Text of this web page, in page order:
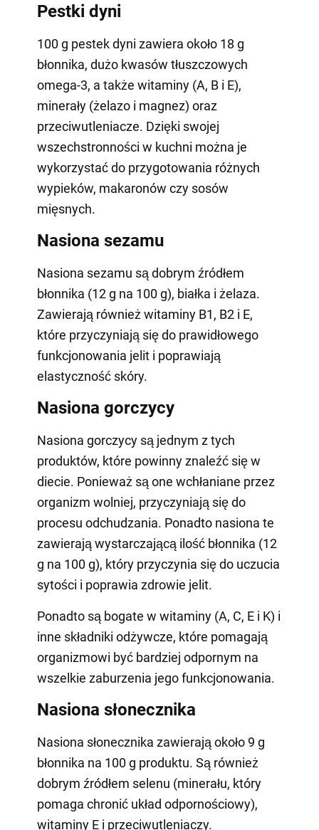
Pestki dyni
100 g pestek dyni zawiera około 18 g
błonnika, dużo kwasów tłuszczowych
omega-3, a także witaminy (A, B i E),
minerały (żelazo i magnez) oraz
przeciwutleniacze. Dzięki swojej
wszechstronności w kuchni można je
wykorzystać do przygotowania różnych
wypieków, makaronów czy sosów
mięsnych.
Nasiona sezamu
Nasiona sezamu są dobrym źródłem
błonnika (12 g na 100 g), białka i żelaza.
Zawierają również witaminy B1, B2 i E,
które przyczyniają się do prawidłowego
funkcjonowania jelit i poprawiają
elastyczność skóry.
Nasiona gorczycy
Nasiona gorczycy są jednym z tych
produktów, które powinny znaleźć się w
diecie. Ponieważ są one wchłaniane przez
organizm wolniej, przyczyniają się do
procesu odchudzania. Ponadto nasiona te
zawierają wystarczającą ilość błonnika (12
g na 100 g), który przyczynia się do uczucia
sytości i poprawia zdrowie jelit.
Ponadto są bogate w witaminy (A, C, E i K) i
inne składniki odżywcze, które pomagają
organizmowi być bardziej odpornym na
wszelkie zaburzenia jego funkcjonowania.
Nasiona słonecznika
Nasiona słonecznika zawierają około 9 g
błonnika na 100 g produktu. Są również
dobrym źródłem selenu (minerału, który
pomaga chronić układ odpornościowy),
witaminy E i przeciwutleniaczy.